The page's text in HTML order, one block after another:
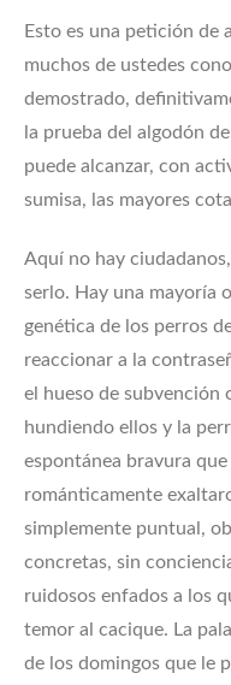
Esto es una petición de
muchos de ustedes
demostrado,
la prueba del algodón
puede alcanzar, con
sumisa, las mayores
Aquí no hay
serlo. Hay una mayoría
genética de los perros
reaccionar a la
el hueso de subvención
hundiendo ellos y la
espontánea bravura
románticamente
simplemente puntual,
concretas, sin
ruidosos enfados a los
temor al cacique. La
de los domingos que le